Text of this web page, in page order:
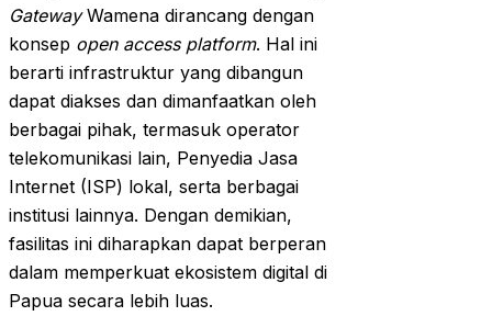
GatewayWamena dirancang dengan
konsep open access platform. Hal ini
berarti infrastruktur yang dibangun
dapat diakses dan dimanfaatkan oleh
berbagai pihak, termasuk operator
telekomunikasi lain, Penyedia Jasa
Internet (ISP) lokal, serta berbagai
institusi lainnya. Dengan demikian,
fasilitas ini diharapkan dapat berperan
dalam memperkuat ekosistem digital di
Papua secara lebih luas.